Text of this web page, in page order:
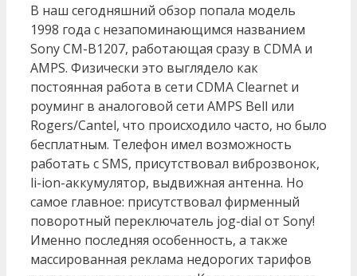
В наш сегодняшний обзор попала модель
1998 года с незапоминающимся названием
Sony CM-B1207, работающая сразу в CDMA и
AMPS. Физически это выглядело как
постоянная работа в сети CDMA Clearnet и
роуминг в аналоговой сети AMPS Bell или
Rogers/Cantel, что происходило часто, но было
бесплатным. Телефон имел возможность
работать с SMS, присутствовал виброзвонок,
li-ion-аккумулятор, выдвижная антенна. Но
самое главное: присутствовал фирменный
поворотный переключатель jog-dial от Sony!
Именно последняя особенность, а также
массированная реклама недорогих тарифов